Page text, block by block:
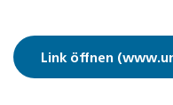
Link öffnen